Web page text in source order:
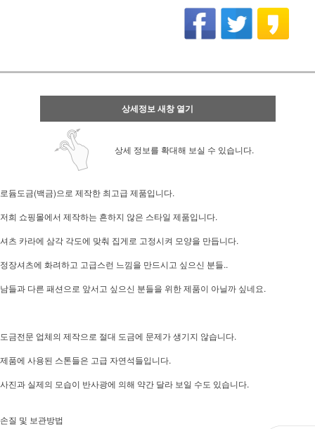
상세정보 새창 열기
상세 정보를 확대해 보실 수 있습니다.
로듐도금(백금)으로 제작한 최고급 제품입니다.
저희 쇼핑몰에서 제작하는 흔하지 않은 스타일 제품입니다.
셔츠 카라에 삼각 각도에 맞춰 집게로 고정시켜 모양을 만듭니다.
정장셔츠에 화려하고 고급스런 느낌을 만드시고 싶으신 분들..
남들과 다른 패션으로 앞서고 싶으신 분들을 위한 제품이 아닐까 싶네요.
도금전문 업체의 제작으로 절대 도금에 문제가 생기지 않습니다.
제품에 사용된 스톤들은 고급 자연석들입니다.
사진과 실제의 모습이 반사광에 의해 약간 달라 보일 수도 있습니다.
손질 및 보관방법